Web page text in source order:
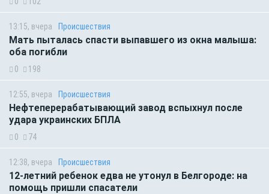
13:15, вчера Происшествия
Мать пыталась спасти выпавшего из окна малыша:
оба погибли
0 198
12:55, вчера Происшествия
Нефтеперерабатывающий завод вспыхнул после
удара украинских БПЛА
0 74
12:38, вчера Происшествия
12-летний ребенок едва не утонул в Белгороде: на
помощь пришли спасатели